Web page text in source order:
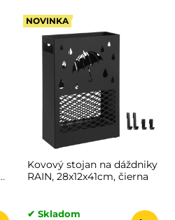
NOVINKA
Kovový stojan na dáždniky
RAIN, 28x12x41cm, čierna
✔ Skladom